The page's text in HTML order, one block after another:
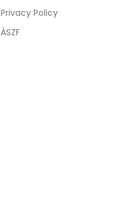
Privacy Policy
ÁSZF